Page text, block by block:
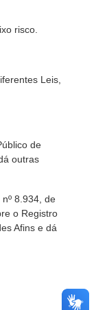
risco.
Leis,
de
outras
8.934, de
o Registro
Afins e dá